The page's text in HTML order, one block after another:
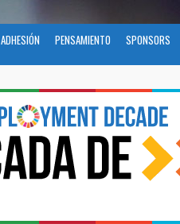
ADHESIÓN PENSAMIENTO SPONSORS